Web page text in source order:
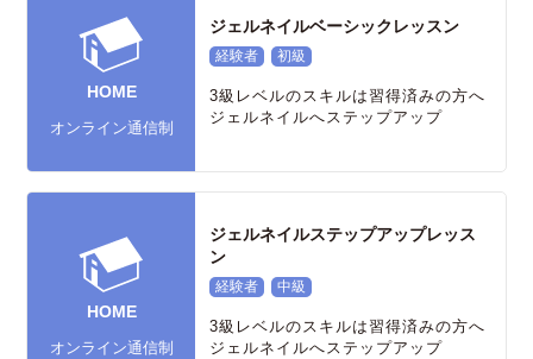
HOME
オンライン通信制
ジェルネイルベーシックレッスン
経験者 初級
3級レベルのスキルは習得済みの方へ
ジェルネイルへステップアップ
HOME
オンライン通信制
ジェルネイルステップアップレッス
ン
経験者 中級
3級レベルのスキルは習得済みの方へ
ジェルネイルへステップアップ